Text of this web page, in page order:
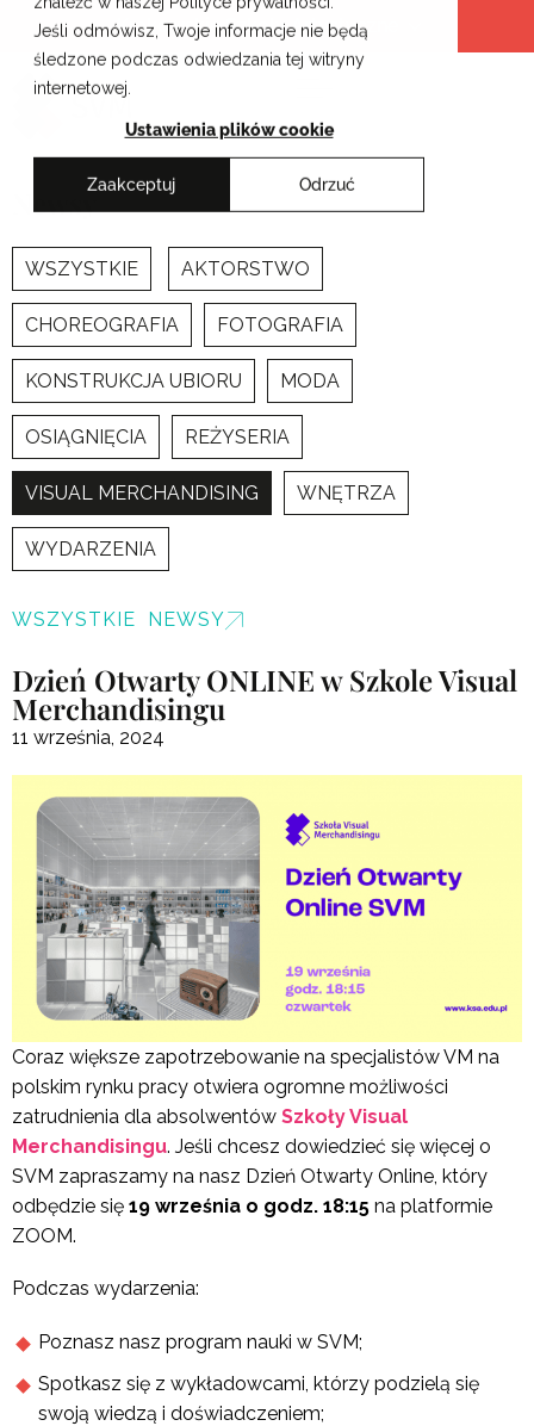
Jeśli odmówisz, Twoje informacje nie będą
śledzone podczas odwiedzania tej witryny
internetowej.
Ustawienia plików cookie
Zaakceptuj Odrzuć
Przejdź
treści
Krakowskie Szkoły Artystyczne
Newsy
WSZYSTKIE AKTORSTWO
CHOREOGRAFIA FOTOGRAFIA
KONSTRUKCJA UBIORU MODA
OSIĄGNIĘCIA REŻYSERIA
VISUAL MERCHANDISING WNĘTRZA
WYDARZENIA
WSZYSTKIE NEWSY
Dzień Otwarty ONLINE w Szkole Visual
Merchandisingu
11 września, 2024
Coraz większe zapotrzebowanie na specjalistów VM na
polskim rynku pracy otwiera ogromne możliwości
zatrudnienia dla absolwentów Szkoły Visual
Merchandisingu. Jeśli chcesz dowiedzieć się więcej o
SVM zapraszamy na nasz Dzień Otwarty Online, który
odbędzie się 19 września o godz. 18:15 na platformie
ZOOM.
Podczas wydarzenia:
Poznasz nasz program nauki w SVM;
Spotkasz się z wykładowcami, którzy podzielą się
swoją wiedzą i doświadczeniem;